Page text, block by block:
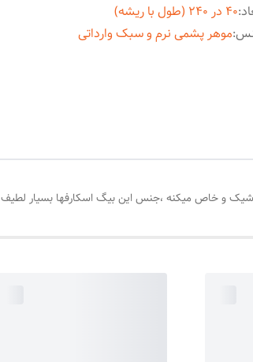
:۴۰ در ۲۴۰ (طول با ریشه)
:موهر پشمی نرم و سبک وارداتی
شیک و خاص میکنه ،جنس این بیگ اسکارفها بسیار